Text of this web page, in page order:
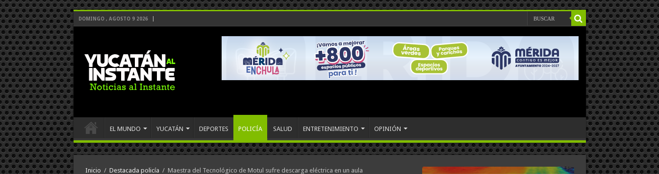
DOMINGO , AGOSTO 9 2026
EL MUNDO YUCATÁN DEPORTES POLICÍA SALUD ENTRETENIMIENTO OPINIÓN
Inicio / Destacada policía / Maestra del Tecnológico de Motul sufre descarga eléctrica en un aula